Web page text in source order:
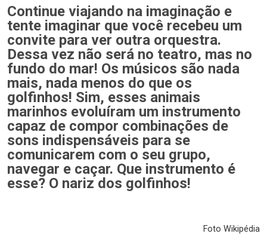
Continue viajando na imaginação e
tente imaginar que você recebeu um
convite para ver outra orquestra.
Dessa vez não será no teatro, mas no
fundo do mar! Os músicos são nada
mais, nada menos do que os
golfinhos! Sim, esses animais
marinhos evoluíram um instrumento
capaz de compor combinações de
sons indispensáveis para se
comunicarem com o seu grupo,
navegar e caçar. Que instrumento é
esse? O nariz dos golfinhos!
Foto Wikipédia